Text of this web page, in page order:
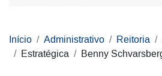
Início Administrativo Reitoria
Estratégica
Benny